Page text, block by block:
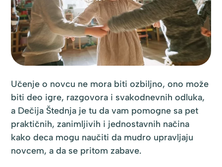
Učenje o novcu ne mora biti ozbiljno, ono može
biti deo igre, razgovora i svakodnevnih odluka,
a Dečija Štednja je tu da vam pomogne sa pet
praktičnih, zanimljivih i jednostavnih načina
kako deca mogu naučiti da mudro upravljaju
novcem, a da se pritom zabave.